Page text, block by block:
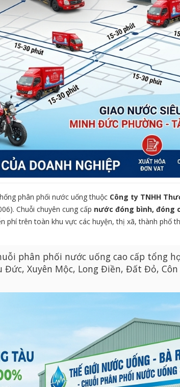
phân phối nước uống thuộc Công ty TNHH
Chuỗi chuyên cung cấp nước đóng bình, đóng
trên toàn khu vực các huyện, thị xã, thành phố
phân phối nước uống cao cấp tổng
Xuyên Mộc, Long Điền, Đất Đỏ,